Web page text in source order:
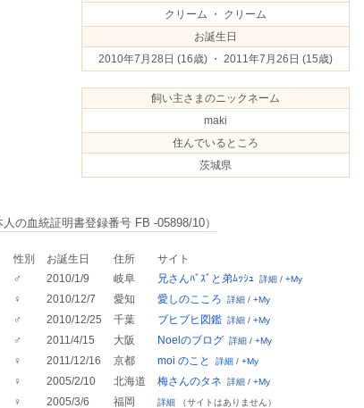
クリーム ・ クリーム
お誕生日
2010年7月28日 (16歳) ・ 2011年7月26日 (15歳)
飼い主さまのニックネーム
maki
住んでいるところ
茨城県
人の血統証明書登録番号 FB -05898/10）
性別 お誕生日 住所
サイト
♂ 2010/1/9 岐阜 兄さんﾊﾞｽﾞと弟ﾑｯｼｭ 詳細 / +My
♀ 2010/12/7 愛知 愛しのこころ 詳細 / +My
♂ 2010/12/25 千葉 ブヒブヒ図鑑 詳細 / +My
♂ 2011/4/15 大阪 Noelのブログ 詳細 / +My
♀ 2011/12/16 京都 moi のこと 詳細 / +My
♀ 2005/2/10 北海道 梅さんのタネ 詳細 / +My
♀ 2005/3/6 福岡 詳細 （サイトはありません）